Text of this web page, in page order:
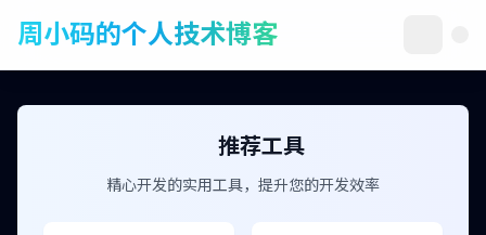
周小码的个人技术博客
推荐工具
精心开发的实用工具，提升您的开发效率